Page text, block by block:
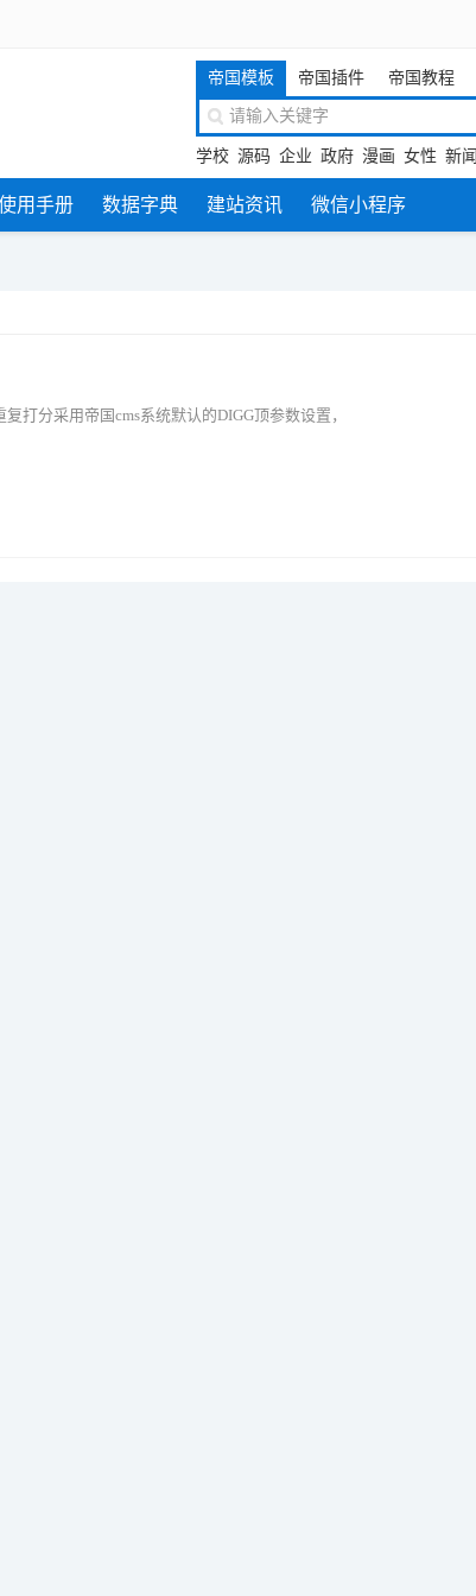
帝国模板 帝国插件 帝国教程
学校 源码 企业 政府 漫画 女性 新闻
用手册 数据字典 建站资讯 微信小程序
打分采用帝国cms系统默认的DIGG顶参数设置，